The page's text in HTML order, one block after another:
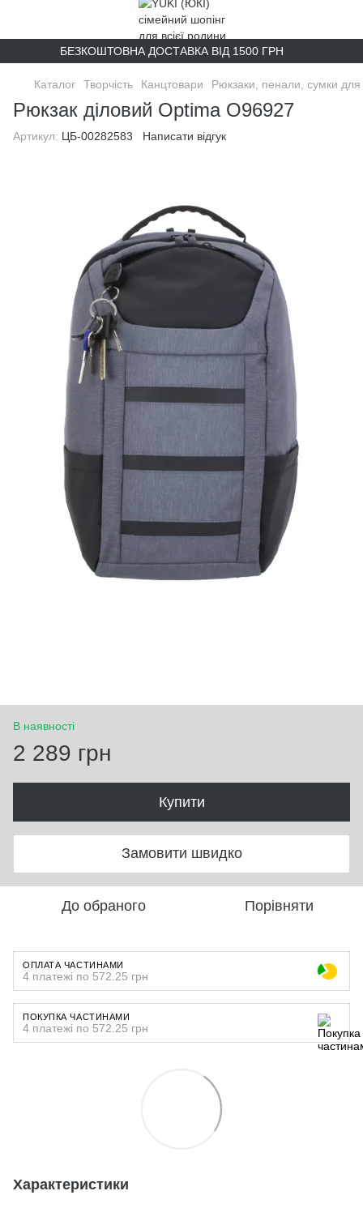
БЕЗКОШТОВНА ДОСТАВКА ВІД 1500 ГРН
Каталог Творчість Канцтовари Рюкзаки, пенали, сумки для
Рюкзак діловий Optima O96927
Артикул: ЦБ-00282583 Написати відгук
В наявності
2 289 грн
Купити
Замовити швидко
До обраного Порівняти
ОПЛАТА ЧАСТИНАМИ
4 платежі по 572.25 грн
ПОКУПКА ЧАСТИНАМИ
4 платежі по 572.25 грн
Характеристики